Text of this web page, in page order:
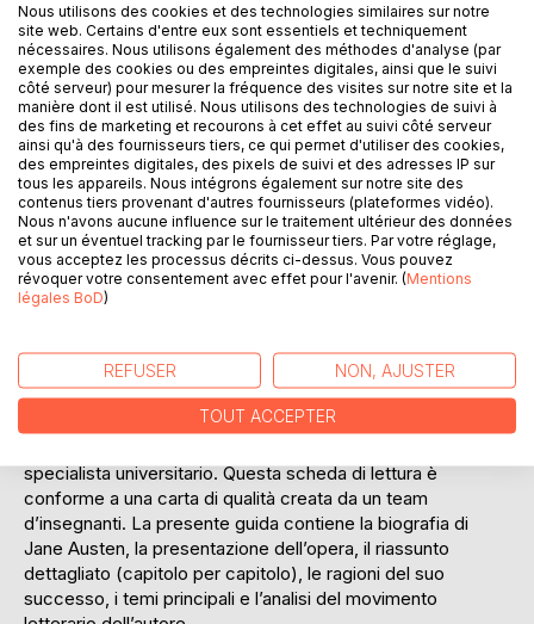
AJOUTER AU PANIER
Ajouter à ma liste d'envies
Laisser un avis
DESCRIPTION
La collezione “Conoscere un’opera” offre di sapere tutto
su Orgoglio e pregiudizio di Jane Austen, grazie a una
scheda di lettura tanto completa quanto dettagliata. La
specialista universitario. Questa scheda di lettura è
conforme a una carta di qualità creata da un team
d’insegnanti. La presente guida contiene la biografia di
Jane Austen, la presentazione dell’opera, il riassunto
dettagliato (capitolo per capitolo), le ragioni del suo
successo, i temi principali e l’analisi del movimento
Nous utilisons des cookies et des technologies similaires sur notre
site web. Certains d'entre eux sont essentiels et techniquement
nécessaires. Nous utilisons également des méthodes d'analyse (par
exemple des cookies ou des empreintes digitales, ainsi que le suivi
côté serveur) pour mesurer la fréquence des visites sur notre site et la
manière dont il est utilisé. Nous utilisons des technologies de suivi à
des fins de marketing et recourons à cet effet au suivi côté serveur
ainsi qu'à des fournisseurs tiers, ce qui permet d'utiliser des cookies,
des empreintes digitales, des pixels de suivi et des adresses IP sur
tous les appareils. Nous intégrons également sur notre site des
contenus tiers provenant d'autres fournisseurs (plateformes vidéo).
Nous n'avons aucune influence sur le traitement ultérieur des données
et sur un éventuel tracking par le fournisseur tiers. Par votre réglage,
vous acceptez les processus décrits ci-dessus. Vous pouvez
révoquer votre consentement avec effet pour l'avenir. (Mentions
légales BoD)
REFUSER NON, AJUSTER
TOUT ACCEPTER